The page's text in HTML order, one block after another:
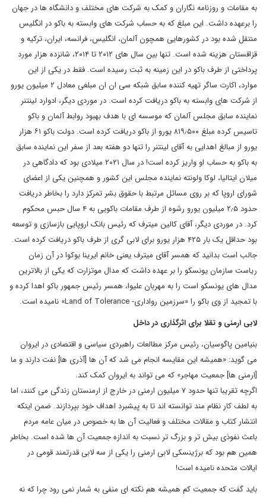
به مقامات و روزنامه نگاران و کمک به شرکت های مختلف و دانشگاه ها در جهان
را برعهده داشت. این مبلغ که به حساب شرکت های وابسته به باکو در انگلیس
منتقل شده بود در کشورهایی همچون آلمان، انگلیس، فرانسه، ایران، ترکیه و
قزاقستان هزینه شده است. تنها بین سال های ۲۰۱۲ تا ۲۰۱۴، شانزده هزار مورد
پرداختی از طرف باکو در این زمینه به ثبت رسیده است. فقط در یکی از این
موارد، اکارت ساگر تهیه کننده سابق شبکه سی ان ان مبلغی معادل ۲ میلیون یورو
از شرکت های وابسته به باکو دریافت کرده است. در موردی دیگر، ادوارد لینتنر
نماینده سابق مجلس آلمان که موسسه ای با هدف بهبود روابط آلمان و باکو
تاسیس کرده مبلغ ۸۱۹٫۵۰۰ یورو از باکو دریافت کرده است. دولت باکو ۶۱ هزار
یورو از مبالغ اهدایی به آقای لینتنر را تنها دو هفته بعد از سفر این نماینده سابق
به باکو به حساب او واریز کرده است! در سال ۲۰۲۱ میلادی بود که دادگاهی در
میلان ایتالیا، لوکا ولونته نماینده مجلس این کشور و همچنین یکی از اعضای
شورای اروپا که بر روی مسائل مرتبط با حقوق بشر تمرکز دارد را بخاطر دریافت
حدود ۲٫۵ میلیون یورو رشوه از طرف مقامات باکویی به ۴ سال حبس محکوم
کرد. در موردی دیگر، آقای کالین میترف که رئیس بانک اروپایی بازسازی و توسعه
بود حداقل یک بار ۴۲۵ هزار یورو برای لابی گری از طرف باکو دریافت کرده است.
جالب است بدانید که همسر آقای میترف یعنی خانم ایرینا بوکوا در آن زمان
ریاست سازمان یونسکو را بر عهده داشت که مدال موتزارت که یکی از بالاترین
مدال های یونسکو است را به مهربان علیوا، همسر رئیس جمهور باکو اهدا کرده و
با تمجید از وی باکو را «سرزمین رواداری- Land of Tolerance» نامیده است.
لابی ارمنی و تقلا برای اثرگذاری در داخل
بنیامین پاگوسیان، رئیس مرکز مطالعات راهبردی سیاسی و اقتصادی در ایروان
می گوید: «همیشه این مقایسه انجام می شد که آن ها [آذری ها] نفت دارند و ما
[ارمنی ها] جمعیت مهاجر» که می تواند به ایروان کمک کند.
اگرچه تقریبا تنها حدود ۷ میلیون ارمنی در خارج از ارمنستان زندگی می کنند، اما
به لطف کار نظام مند توانسته اند تا به پیشبرد اهداف خود بپردازند. ضمن اینکه
انتشار کتاب و مقالات مختلف و فعالیت آن ها به خصوص در میان عامه مردم
باعث نفوذی بیش تر و بزرگ تر نسبت به اندازه جمعیت آن ها شده است. بخاطر
همین هم بود که برژینسکی لابی ارمنی را یکی از سه لابی قدرتمند قومی در
ایالات متحده نامیده است!
باید گفت که جمعیت کم همیشه هم نکته ای منفی به شمار نمی رود چرا که نه